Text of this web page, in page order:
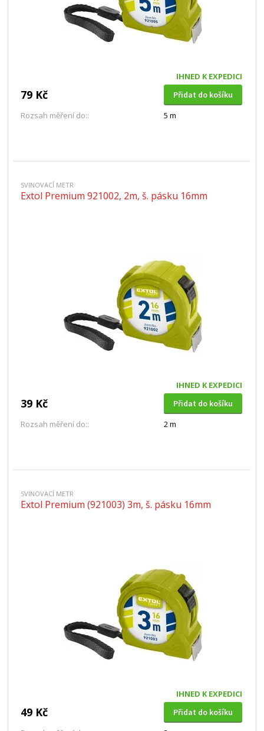
IHNED K EXPEDICI
79 Kč
Přidat do košíku
Rozsah měření do::
5 m
SVINOVACÍ METR
Extol Premium 921002, 2m, š. pásku 16mm
IHNED K EXPEDICI
39 Kč
Přidat do košíku
Rozsah měření do::
2 m
SVINOVACÍ METR
Extol Premium (921003) 3m, š. pásku 16mm
IHNED K EXPEDICI
49 Kč
Přidat do košíku